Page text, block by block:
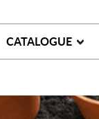
CATALOGUE